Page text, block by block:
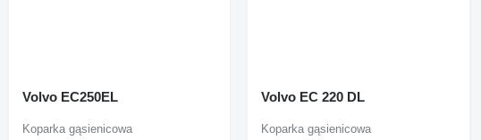
Volvo EC250EL
Koparka gąsienicowa
Volvo EC 220 DL
Koparka gąsienicowa